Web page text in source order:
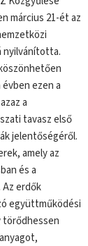
március 21-ét az
nyilvánította.
ezen a
a
tavasz első
jelentőségéről.
amely az
és a
erdők
együttműködési
törődhessen